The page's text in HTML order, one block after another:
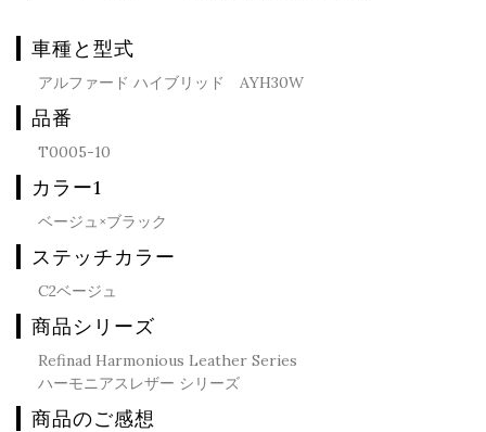
車種と型式
アルファード ハイブリッド AYH30W
品番
T0005-10
カラー1
ベージュ×ブラック
ステッチカラー
C2ベージュ
商品シリーズ
Refinad Harmonious Leather Series
ハーモニアスレザー シリーズ
商品のご感想